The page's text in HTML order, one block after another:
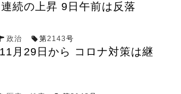
続の上昇 9日午前は反落
政治 第2143号
月29日から コロナ対策は継